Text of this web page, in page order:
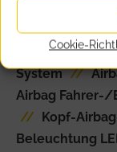
Cookie-
Schaltwippen/-
Multifunktion
System //
Airbag Fahrer-/
// Kopf-
Beleuchtung